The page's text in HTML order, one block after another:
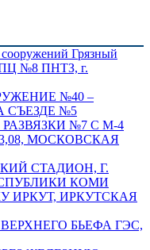
Грязный
№8 ПНТЗ, г.
№40 –
СЪЕЗДЕ №5
№7 С М-4
МОСКОВСКАЯ
СТАДИОН, Г.
КОМИ
ИРКУТ, ИРКУТСКАЯ
БЬЕФА ГЭС,